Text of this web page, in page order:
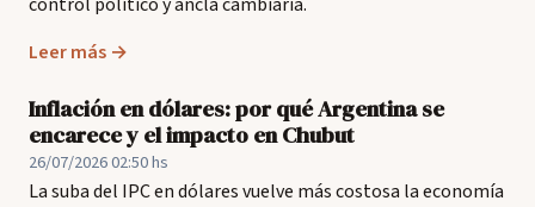
Leer más →
Inflación en dólares: por qué Argentina se
encarece y el impacto en Chubut
26/07/2026 02:50 hs
La suba del IPC en dólares vuelve más costosa la economía